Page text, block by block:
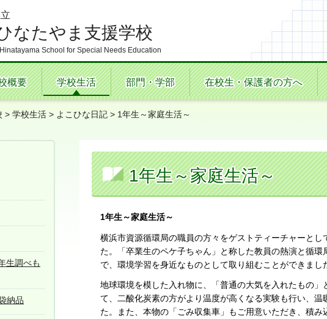
なたやま支援学校
School for Special Needs Education
概要 学校生活 部門・学部 在校生・保護者の方へ
> 学校生活 > よこひな日記 > 1年生～家庭生活～
生調べも
納品
1年生～家庭生活～
1年生～家庭生活～
横浜市資源循環局の職員の方々をゲストティーチャーと
た。「卒業生のペケ子ちゃん」と称した教員の熱演と循
で、環境学習を身近なものとして取り組むことができまし
地球環境を模した入れ物に、「普通の大気を入れたもの
て、二酸化炭素の方がより温度が高くなる実験も行い、
た。また、本物の「ごみ収集車」もご用意いただき、積